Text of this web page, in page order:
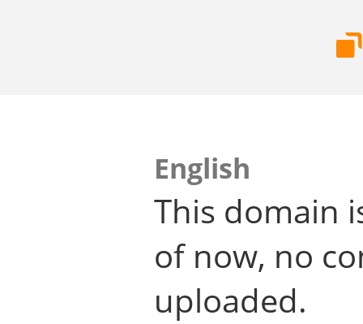
English
This domain
of now, no
uploaded.